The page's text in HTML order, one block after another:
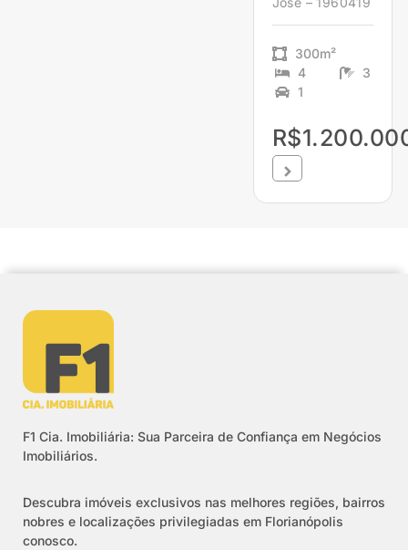
300m²
4
3
1
F1 Cia. Imobiliária: Sua Parceira de Confiança em Negócios
Imobiliários.
Descubra imóveis exclusivos nas melhores regiões, bairros
nobres e localizações privilegiadas em Florianópolis
conosco.